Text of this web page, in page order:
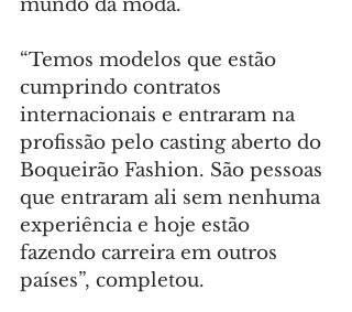
mundo da moda.
“Temos modelos que estão
cumprindo contratos
internacionais e entraram na
profissão pelo casting aberto do
Boqueirão Fashion. São pessoas
que entraram ali sem nenhuma
experiência e hoje estão
fazendo carreira em outros
países”, completou.